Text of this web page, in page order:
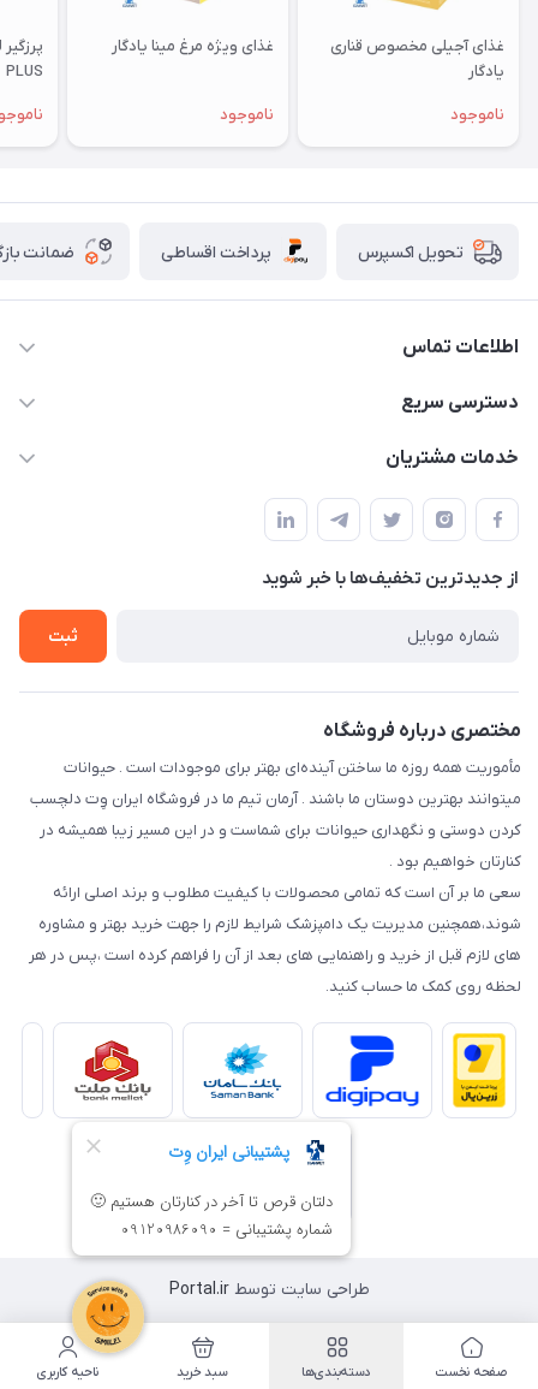
غذای آجیلی مخصوص قناری
یادگار
ناموجود
غذای ویژه مرغ مینا یادگار
ناموجود
PLUS
تحویل اکسپرس پرداخت اقساطی ضمانت
اطلاعات تماس
07154503736-09120986090
دسترسی سریع
حساب کاربری
درباره ما
تماس با ما
خدمات مشتریان
قوانین و مقررات
حفظ حریم شخصی
سوالات متداول
شرایط ارسال رایگان
از جدید‌ترین تخفیف‌ها با‌ خبر شوید
ثبت
مختصری درباره فروشگاه
مأموریت همه روزه ما ساختن آینده‌ای بهتر برای موجودات است . حیوانات
میتوانند بهترین دوستان ما باشند . آرمان تیم ما در فروشگاه ایران وِت دلچسب
کردن دوستی و نگهداری حیوانات برای شماست و در این مسیر زیبا همیشه در
کنارتان خواهیم بود .
سعی ما بر آن است که تمامی محصولات با کیفیت مطلوب و برند اصلی ارائه
شوند،همچنین مدیریت یک دامپزشک شرایط لازم را جهت خرید بهتر و مشاوره
های لازم قبل از خرید و راهنمایی های بعد از آن را فراهم کرده است ،پس در هر
لحظه روی کمک ما حساب کنید.
طراحی سایت توسطPortal.ir
صفحه نخست دسته‌بندی‌ها سبد خرید ناحیه کاربری